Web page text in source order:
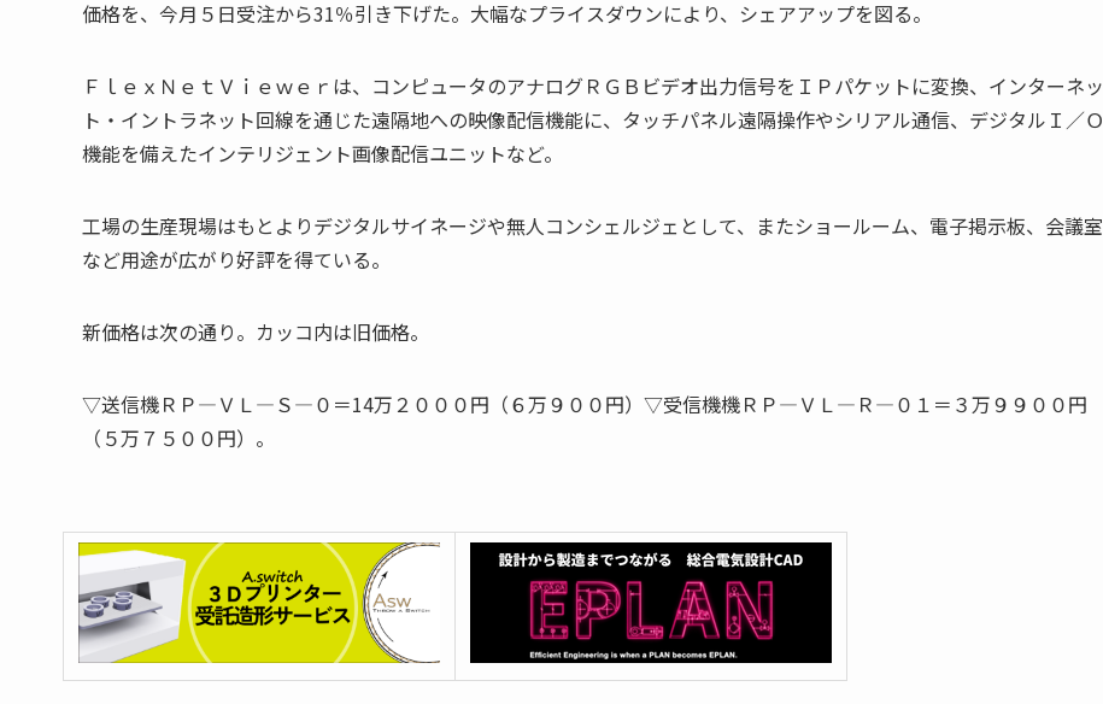
価格を、今月５日受注から31％引き下げた。大幅なプライスダウンにより、シェアアップを図る。
ＦｌｅｘＮｅｔＶｉｅｗｅｒは、コンピュータのアナログＲＧＢビデオ出力信号をＩＰパケットに変換、インターネッ
ト・イントラネット回線を通じた遠隔地への映像配信機能に、タッチパネル遠隔操作やシリアル通信、デジタルＩ／Ｏ
機能を備えたインテリジェント画像配信ユニットなど。
工場の生産現場はもとよりデジタルサイネージや無人コンシェルジェとして、またショールーム、電子掲示板、会議室
など用途が広がり好評を得ている。
新価格は次の通り。カッコ内は旧価格。
▽送信機ＲＰ―ＶＬ―Ｓ―０＝14万２０００円（６万９００円）▽受信機機ＲＰ―ＶＬ―Ｒ―０１＝３万９９００円
（５万７５００円）。